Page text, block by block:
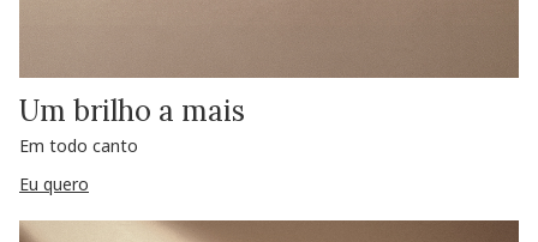
Um brilho a mais
Em todo canto
Eu quero